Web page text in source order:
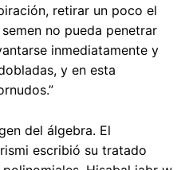
retirar un poco el
no pueda penetrar
inmediatamente y
y en esta
del álgebra. El
escribió su tratado